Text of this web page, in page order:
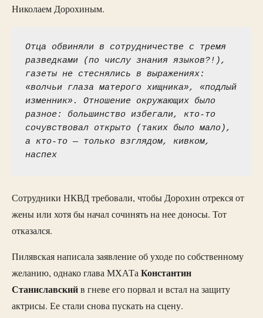
Николаем Дорохиным.
Отца обвиняли в сотрудничестве с тремя
разведками (по числу знания языков?!),
газеты не стеснялись в выражениях:
«волчьи глаза матерого хищника», «подлый
изменник». Отношение окружающих было
разное: большинство избегали, кто-то
сочувствовал открыто (таких было мало),
а кто-то — только взглядом, кивком,
наспех
Сотрудники НКВД требовали, чтобы Дорохин отрекся от
жены или хотя бы начал сочинять на нее доносы. Тот
отказался.
Пилявская написала заявление об уходе по собственному
желанию, однако глава МХАТаКонстантин
Станиславскийв гневе его порвал и встал на защиту
актрисы. Ее стали снова пускать на сцену.